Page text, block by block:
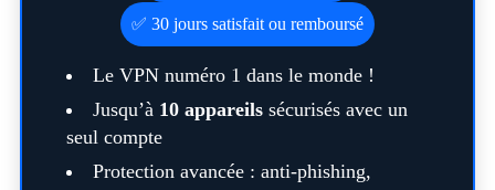
✅ 30 jours satisfait ou remboursé
Le VPN numéro 1 dans le monde !
Jusqu’à 10 appareilssécurisés avec un
seul compte
Protection avancée : anti-phishing,